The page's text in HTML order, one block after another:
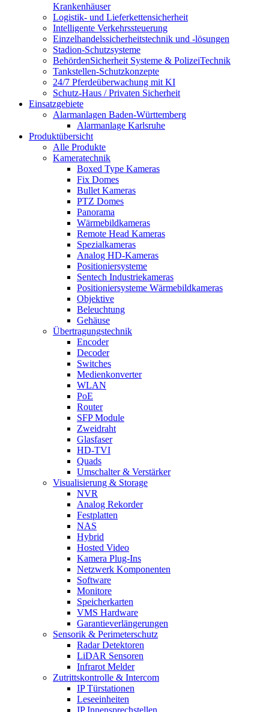
Krankenhäuser
Logistik- und Lieferkettensicherheit
Intelligente Verkehrssteuerung
Einzelhandelssicherheitstechnik und -lösungen
Stadion-Schutzsysteme
BehördenSicherheit Systeme & PolizeiTechnik
Tankstellen-Schutzkonzepte​
24/7 Pferdeüberwachung mit KI
Schutz-Haus / Privaten Sicherheit
Einsatzgebiete
Alarmanlagen Baden-Württemberg
Alarmanlage Karlsruhe
Produktübersicht
Alle Produkte
Kameratechnik
Boxed Type Kameras
Fix Domes
Bullet Kameras
PTZ Domes
Panorama
Wärmebildkameras
Remote Head Kameras
Spezialkameras
Analog HD-Kameras
Positioniersysteme
Sentech Industriekameras
Positioniersysteme Wärmebildkameras
Objektive
Beleuchtung
Gehäuse
Übertragungstechnik
Encoder
Decoder
Switches
Medienkonverter
WLAN
PoE
Router
SFP Module
Zweidraht
Glasfaser
HD-TVI
Quads
Umschalter & Verstärker
Visualisierung & Storage
NVR
Analog Rekorder
Festplatten
NAS
Hybrid
Hosted Video
Kamera Plug-Ins
Netzwerk Komponenten
Software
Monitore
Speicherkarten
VMS Hardware
Garantieverlängerungen
Sensorik & Perimeterschutz
Radar Detektoren
LiDAR Sensoren
Infrarot Melder
Zutrittskontrolle & Intercom
IP Türstationen
Leseeinheiten
IP Innensprechstellen